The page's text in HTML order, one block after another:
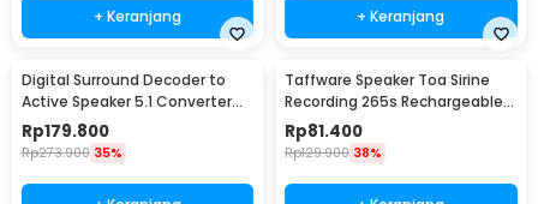
+ Keranjang + Keranjang
Digital Surround Decoder to
Active Speaker 5.1 Converter
DTS Dolby AC3 - HD51-A
Rp179.800
Rp273.900 35%
Taffware Speaker Toa Sirine
Recording 265s Rechargeable
1200mAh 5W - 518
Rp81.400
Rp129.900 38%